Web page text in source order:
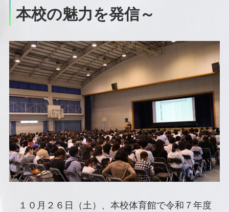
本校の魅力を発信～
１０月２６日（土）、本校体育館で令和７年度